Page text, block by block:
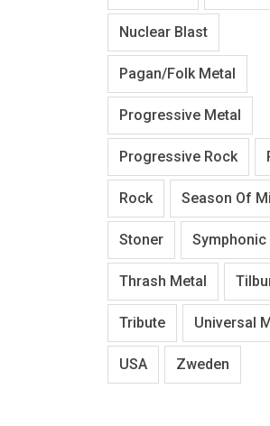
Nuclear Blast
Pagan/Folk Metal
Progressive Metal
Progressive Rock
Rock Season Of
Stoner Symphonic
Thrash Metal
Tribute Universal
USA Zweden